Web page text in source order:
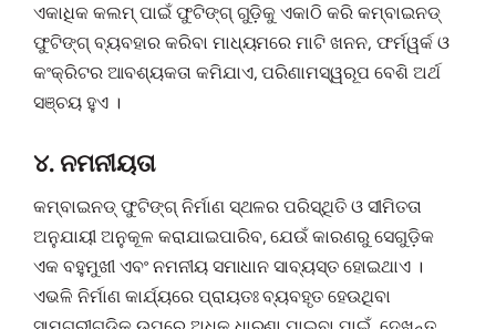
ଏକାଧିକ କଲମ୍ ପାଇଁ ଫୁଟିଙ୍ଗ୍ ଗୁଡ଼ିକୁ ଏକାଠି କରି କମ୍ବାଇନଡ୍
ଫୁଟିଙ୍ଗ୍ ବ୍ୟବହାର କରିବା ମାଧ୍ୟମରେ ମାଟି ଖନନ, ଫର୍ମୱର୍କ ଓ
କଂକ୍ରିଟର ଆବଶ୍ୟକତା କମିଯାଏ, ପରିଣାମସ୍ୱରୂପ ବେଶି ଅର୍ଥ
ସଞ୍ଚୟ ହୁଏ ।
୪. ନମନୀୟତା
କମ୍ବାଇନଡ୍ ଫୁଟିଙ୍ଗ୍ ନିର୍ମାଣ ସ୍ଥଳର ପରିସ୍ଥିତି ଓ ସୀମିତତା
ଅନୁଯାୟୀ ଅନୁକୂଳ କରାଯାଇପାରିବ, ଯେଉଁ କାରଣରୁ ସେଗୁଡ଼ିକ
ଏକ ବହୁମୁଖୀ ଏବଂ ନମନୀୟ ସମାଧାନ ସାବ୍ୟସ୍ତ ହୋଇଥାଏ ।
ଏଭଳି ନିର୍ମାଣ କାର୍ଯ୍ୟରେ ପ୍ରାୟତଃ ବ୍ୟବହୃତ ହେଉଥିବା